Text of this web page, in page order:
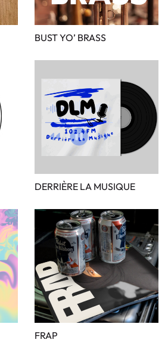
BUST YO’ BRASS
DERRIÈRE LA MUSIQUE
FRAP